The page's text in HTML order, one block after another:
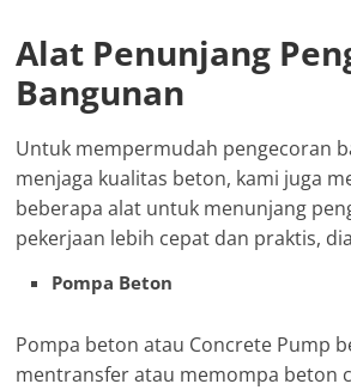
Alat Penunjang
Bangunan
Untuk mempermudah pengecoran
menjaga kualitas beton, kami juga
beberapa alat untuk menunjang
pekerjaan lebih cepat dan praktis,
Pompa Beton
Pompa beton atau Concrete Pump
mentransfer atau memompa beton